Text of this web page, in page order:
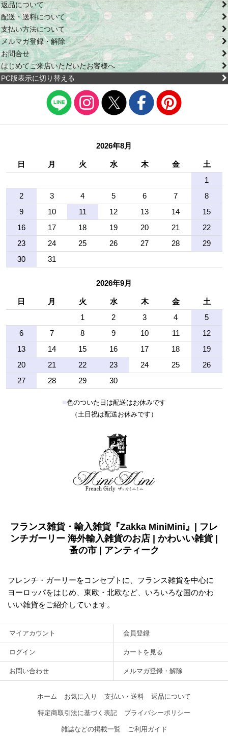
返品について
配送・送料について
支払い方法について
メルマガ登録・解除
お問合せ
はじめてご来店いただいたお客様へ
PC版表示に切り替える
2026年8月
日 月 火 水 木 金
土
1
2
3 4 5 6 7
8
9
10 11 12 13 14
15
16
17 18 19 20 21
22
23
24 25 26 27 28
29
30
31
2026年9月
日 月 火 水 木 金
土
1
2 3 4
5
6
7 8 9 10 11
12
13
14 15 16 17 18
19
20
21 22 23 24 25
26
27
28 29 30
■色のついた日は配送はお休みです
（土日祝は配送お休みです）
フランス雑貨・輸入雑貨『Zakka MiniMini』| フレ
ンチガーリー 海外輸入雑貨のお店 | かわいい雑貨 |
蚤の市 | アンティーク
フレンチ・ガーリーをコンセプトに、フランス雑貨を中心に
ヨーロッパをはじめ、東欧・北欧など、いろいろな国のかわ
いい雑貨をご紹介しています。
マイアカウント 会員登録
ログイン カートを見る
お問い合わせ メルマガ登録・解除
ホーム お気に入り 支払い・送料 返品について
特定商取引法に基づく表記 プライバシーポリシー
雑誌などの掲載一覧 ご利用ガイド